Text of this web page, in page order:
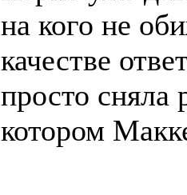
на кого не
качестве
просто
котором